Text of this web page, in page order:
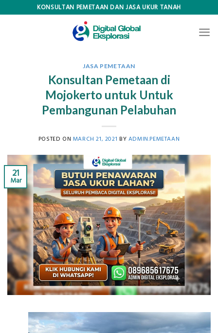
KONSULTAN PEMETAAN DAN JASA UKUR TANAH
JASA PEMETAAN
Konsultan Pemetaan di
Mojokerto untuk Untuk
Pembangunan Pelabuhan
POSTED ON MARCH 21, 2021 BY ADMIN.PEMETAAN
21
Mar